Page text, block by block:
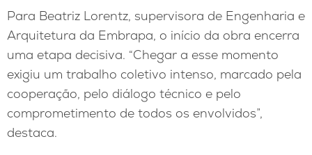
Para Beatriz Lorentz, supervisora de Engenharia e
Arquitetura da Embrapa, o início da obra encerra
uma etapa decisiva. “Chegar a esse momento
exigiu um trabalho coletivo intenso, marcado pela
cooperação, pelo diálogo técnico e pelo
comprometimento de todos os envolvidos”,
destaca.